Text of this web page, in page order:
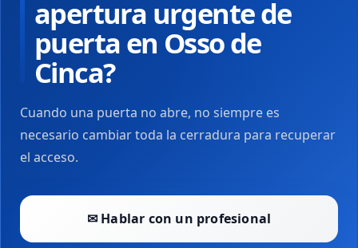
apertura urgente de
puerta en Osso de
Cinca?
Cuando una puerta no abre, no siempre es
necesario cambiar toda la cerradura para recuperar
el acceso.
✉ Hablar con un profesional